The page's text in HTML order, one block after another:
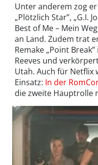
Unter anderem zog
„Plötzlich Star”, „G.I.
Best of Me – Mein
an Land. Zudem trat
Remake „Point
Reeves und
Utah. Auch für Netflix
Einsatz: In der
die zweite Hauptrolle